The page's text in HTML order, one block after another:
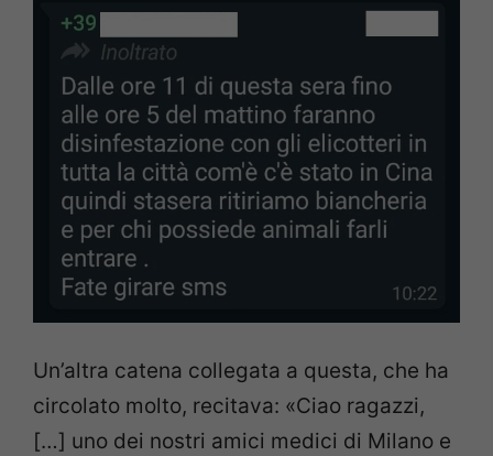
Un’altra catena collegata a questa, che ha
circolato molto, recitava: «Ciao ragazzi,
[…] uno dei nostri amici medici di Milano e